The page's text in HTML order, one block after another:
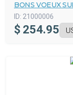
BONS VOEUX
ID: 21000006
$ 254.95